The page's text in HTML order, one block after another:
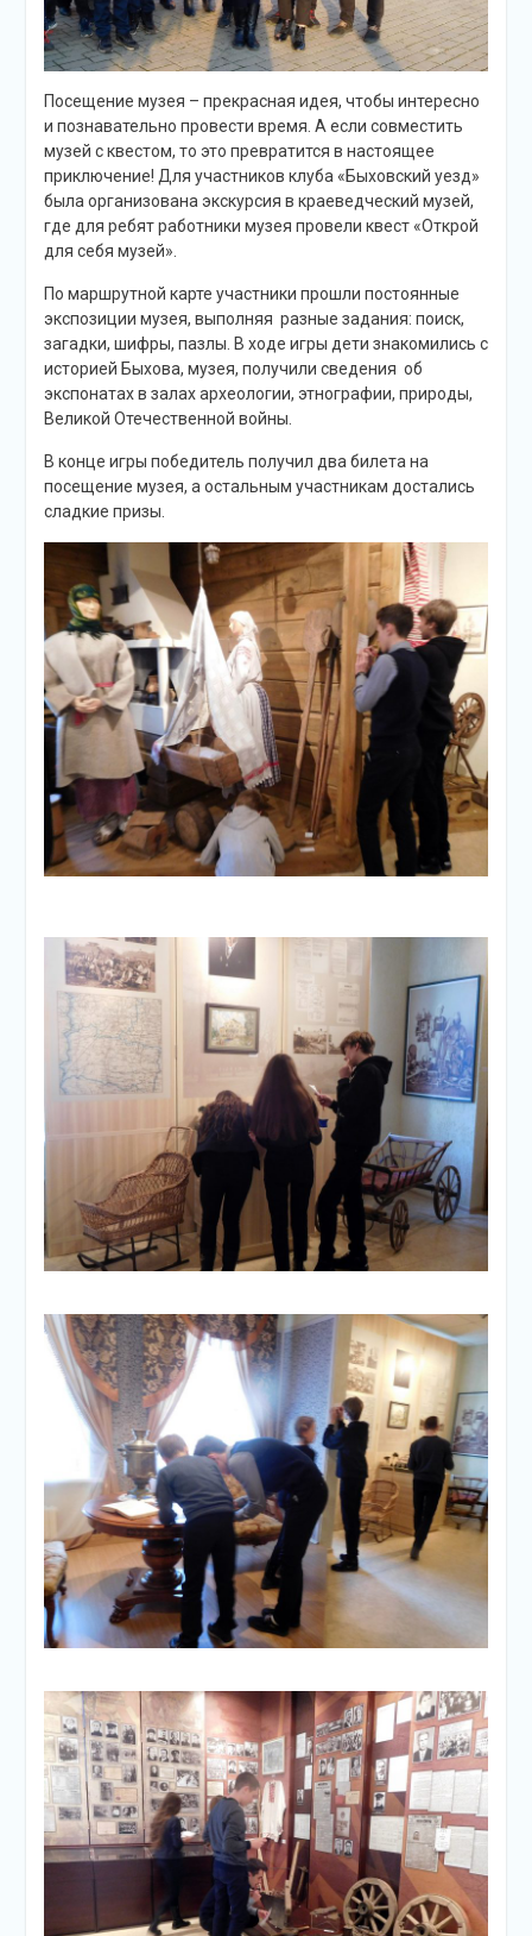
Посещение музея – прекрасная идея, чтобы интересно
и познавательно провести время. А если совместить
музей с квестом, то это превратится в настоящее
приключение! Для участников клуба «Быховский уезд»
была организована экскурсия в краеведческий музей,
где для ребят работники музея провели квест «Открой
для себя музей».
По маршрутной карте участники прошли постоянные
экспозиции музея, выполняя разные задания: поиск,
загадки, шифры, пазлы. В ходе игры дети знакомились с
историей Быхова, музея, получили сведения об
экспонатах в залах археологии, этнографии, природы,
Великой Отечественной войны.
В конце игры победитель получил два билета на
посещение музея, а остальным участникам достались
сладкие призы.